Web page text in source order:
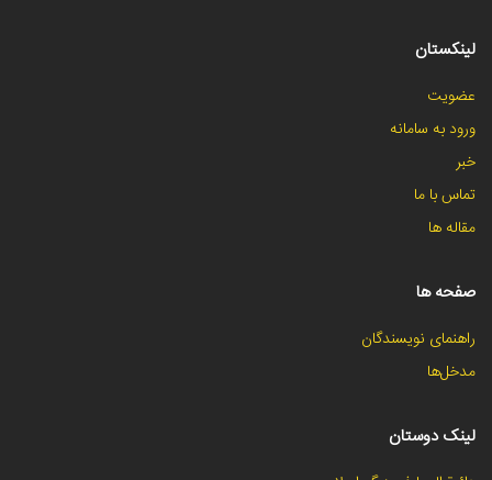
لینکستان
عضویت
ورود به سامانه
خبر
تماس با ما
مقاله ها
صفحه ها
راهنمای نویسندگان
مدخل‌ها
لینک دوستان